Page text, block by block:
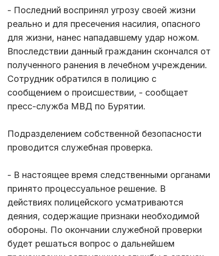
- Последний воспринял угрозу своей жизни
реально и для пресечения насилия, опасного
для жизни, нанес нападавшему удар ножом.
Впоследствии данный гражданин скончался от
полученного ранения в лечебном учреждении.
Сотрудник обратился в полицию с
сообщением о происшествии, - сообщает
пресс-служба МВД по Бурятии.
Подразделением собственной безопасности
проводится служебная проверка.
- В настоящее время следственными органами
принято процессуальное решение. В
действиях полицейского усматриваются
деяния, содержащие признаки необходимой
обороны. По окончании служебной проверки
будет решаться вопрос о дальнейшем